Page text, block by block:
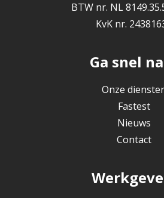
BTW nr. NL
KvK nr.
Ga snel
Onze
Fastest
Nieuws
Contact